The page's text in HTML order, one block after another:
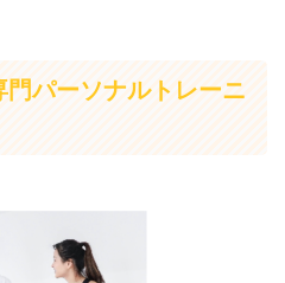
パーソナルトレーニ